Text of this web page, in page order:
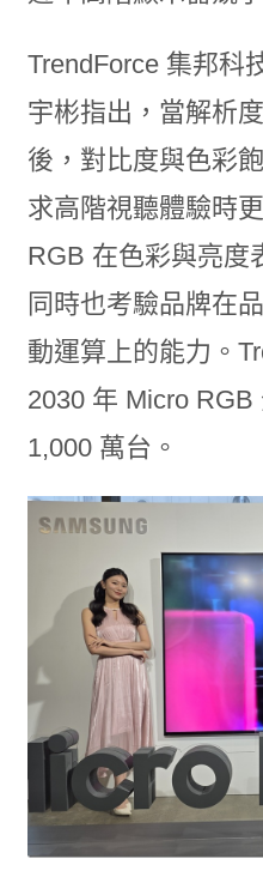
TrendForce 集邦科
宇彬指出，當解析
後，對比度與色彩
求高階視聽體驗時
RGB 在色彩與亮度
同時也考驗品牌在
動運算上的能力。
2030 年 Micro
1,000 萬台。